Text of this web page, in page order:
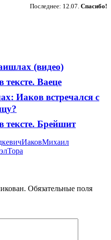
Последнее: 12.07. Спасибо!
(видео)
тексте. Ваеце
Иаков встречался с
тексте. Брейшит
ИаковМихаил
Тора
Обязательные поля